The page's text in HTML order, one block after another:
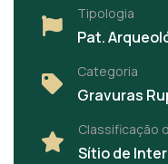
Tipologia
Pat.
Categoria
Gravuras
Classificação
Sítio de